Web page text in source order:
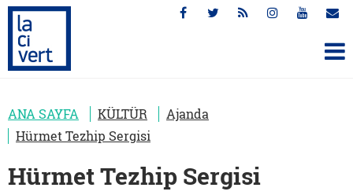
ANA SAYFA KÜLTÜR
Ajanda
Hürmet Tezhip Sergisi
Hürmet Tezhip Sergisi